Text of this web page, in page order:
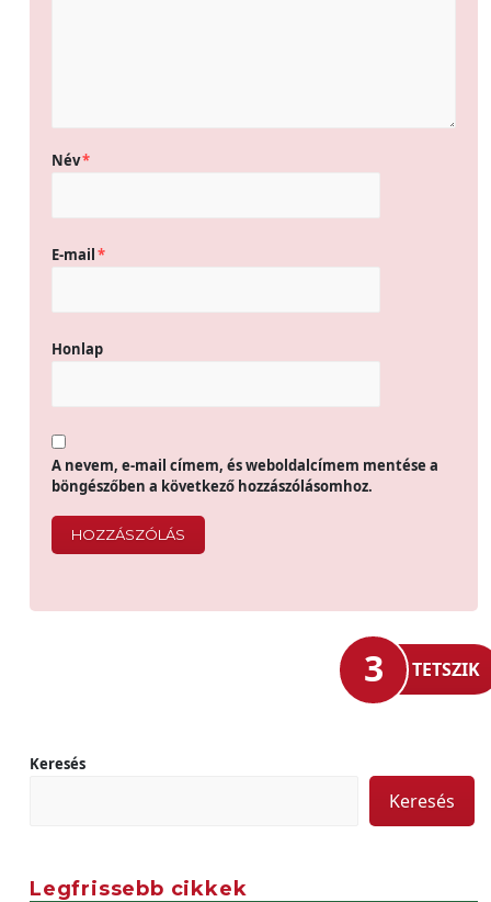
Név*
E-mail*
Honlap
A nevem, e-mail címem, és weboldalcímem mentése a
böngészőben a következő hozzászólásomhoz.
3 TETSZIK
Keresés
Keresés
Legfrissebb cikkek